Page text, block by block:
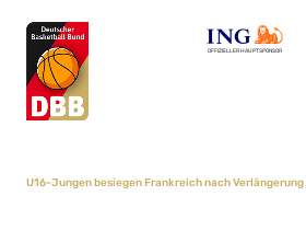
OFFIZIELLER HAUPTSPONSOR
U16-Jungen besiegen Frankreich nach Verlängerung